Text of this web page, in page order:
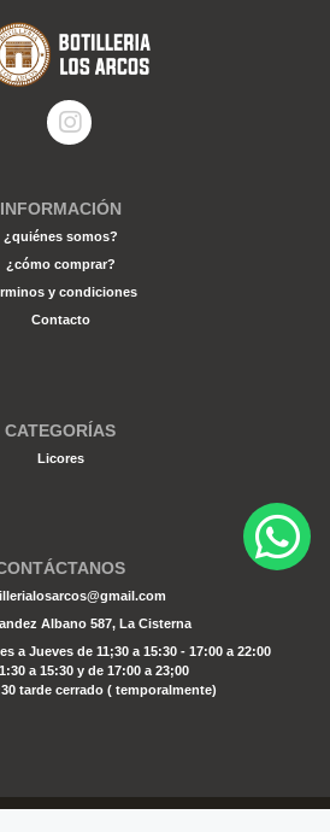
INFORMACIÓN
¿quiénes somos?
¿cómo comprar?
y condiciones
Contacto
CATEGORÍAS
Licores
Albano 587, La Cisterna
a Jueves de 11;30 a 15:30 - 17:00 a 22:00
a 15:30 y de 17:00 a 23;00
tarde cerrado ( temporalmente)
Los Arcos © 2026